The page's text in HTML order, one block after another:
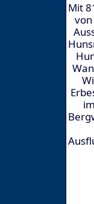
Mit